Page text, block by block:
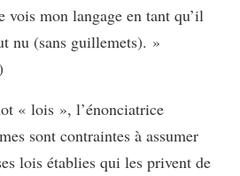
mon langage en tant qu’il
nu (sans guillemets). »
« lois », l’énonciatrice
sont contraintes à assumer
lois établies qui les privent de